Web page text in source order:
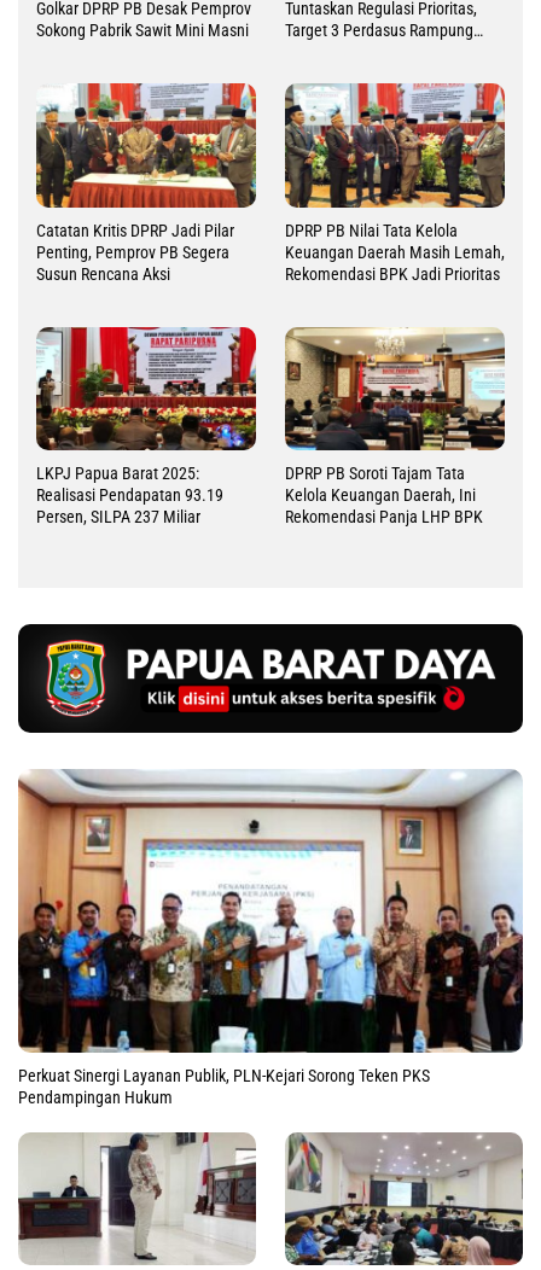
Golkar DPRP PB Desak Pemprov
Sokong Pabrik Sawit Mini Masni
Tuntaskan Regulasi Prioritas,
Target 3 Perdasus Rampung
Catatan Kritis DPRP Jadi Pilar
Penting, Pemprov PB Segera
Susun Rencana Aksi
DPRP PB Nilai Tata Kelola
Keuangan Daerah Masih Lemah,
Rekomendasi BPK Jadi Prioritas
LKPJ Papua Barat 2025:
Realisasi Pendapatan 93.19
Persen, SILPA 237 Miliar
DPRP PB Soroti Tajam Tata
Kelola Keuangan Daerah, Ini
Rekomendasi Panja LHP BPK
Perkuat Sinergi Layanan Publik, PLN-Kejari Sorong Teken PKS
Pendampingan Hukum